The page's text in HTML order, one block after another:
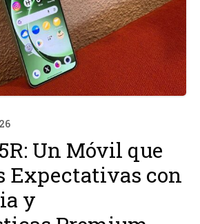
Un Móvil que
Expectativas con
y